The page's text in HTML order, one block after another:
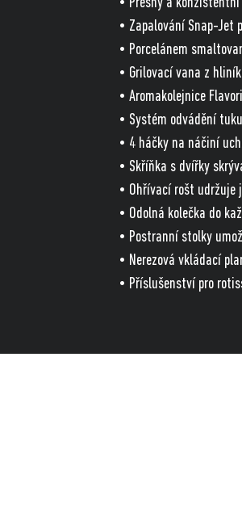
• Přesný a
• Zapalování Snap-Jet
• Porcelánem
• Grilovací vana z
• Aromakolejnice
• Systém odvádění
• 4 háčky na náčiní
• Skříňka s dvířky
• Ohřívací rošt udržuje
• Odolná kolečka do
• Postranní stolky
• Nerezová vkládací
• Příslušenství pro